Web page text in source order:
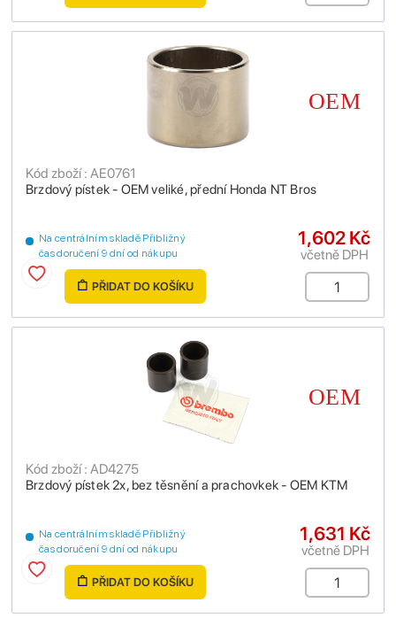
Brzdový pístek - OEM veliké, přední Honda NT Bros
Kód zboží : AE0761
Na centrálním skladě Přibližný
čas doručení 9 dní od nákupu
1,602 Kč
včetně DPH
PŘIDAT DO KOŠÍKU
Brzdový pístek 2x, bez těsnění a prachovkek - OEM KTM
Kód zboží : AD4275
Na centrálním skladě Přibližný
čas doručení 9 dní od nákupu
1,631 Kč
včetně DPH
PŘIDAT DO KOŠÍKU